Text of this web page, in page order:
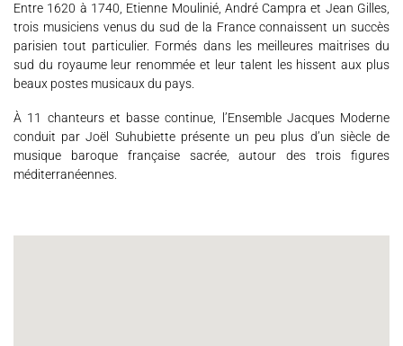
Entre 1620 à 1740, Etienne Moulinié, André Campra et Jean Gilles,
trois musiciens venus du sud de la France connaissent un succès
parisien tout particulier. Formés dans les meilleures maitrises du
sud du royaume leur renommée et leur talent les hissent aux plus
beaux postes musicaux du pays.
À 11 chanteurs et basse continue, l’Ensemble Jacques Moderne
conduit par Joël Suhubiette présente un peu plus d’un siècle de
musique baroque française sacrée, autour des trois figures
méditerranéennes.